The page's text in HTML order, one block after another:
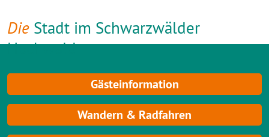
Die Stadt im Schwarzwälder
Hochwald
Gästeinformation
Wandern & Radfahren